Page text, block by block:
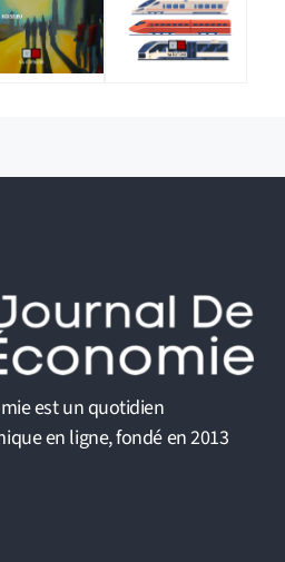
est un quotidien
en ligne, fondé en 2013